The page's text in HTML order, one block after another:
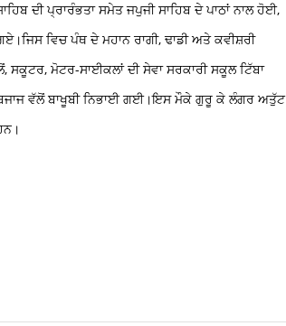
ਦੀ ਪ੍ਰਾਰੰਭਤਾ ਸਮੇਤ ਜਪੁਜੀ ਸਾਹਿਬ ਦੇ ਪਾਠਾਂ ਨਾਲ ਹੋਈ,
ਜਿਸ ਵਿਚ ਪੰਥ ਦੇ ਮਹਾਨ ਰਾਗੀ, ਢਾਡੀ ਅਤੇ ਕਵੀਸ਼ਰੀ
ਮੋਟਰ-ਸਾਈਕਲਾਂ ਦੀ ਸੇਵਾ ਸਰਕਾਰੀ ਸਕੂਲ ਟਿੱਬਾ
ਵੱਲੋਂ ਬਾਖੂਬੀ ਨਿਭਾਈ ਗਈ।ਇਸ ਮੌਕੇ ਗੁਰੂ ਕੇ ਲੰਗਰ ਅਤੁੱਟ